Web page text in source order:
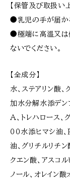
【保管及び取扱い
●乳児の手が届か
●極端に高温又は
ないでください。
【全成分】
水、ステアリン酸、
加水分解水添デンプ
Ａ、トレハロース、
００水添ヒマシ油
油、グリチルリチン
クエン酸、アスコ
ノール、オレイン